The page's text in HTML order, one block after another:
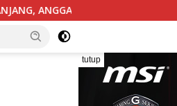
EMPATI SAMA-SAMA MENIPIS
tutup